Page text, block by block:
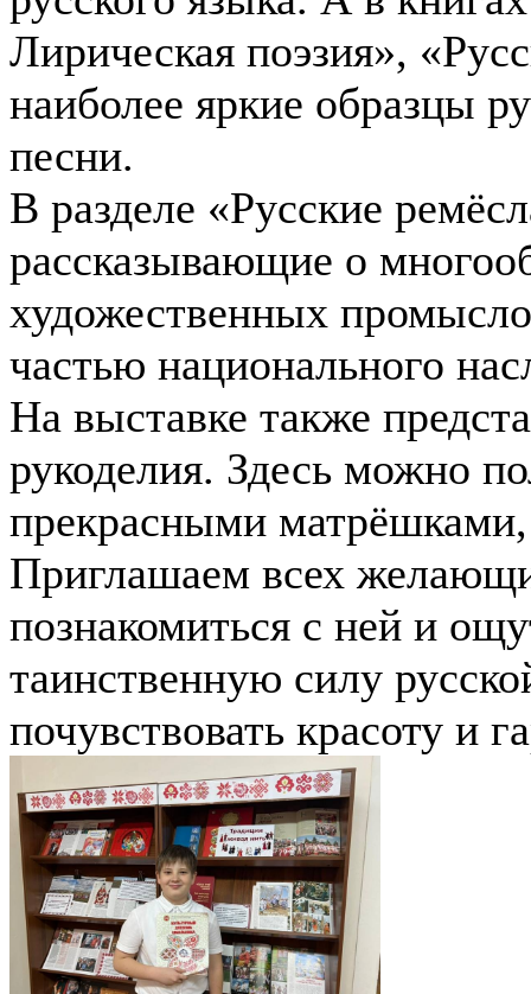
Лирическая поэзия»,
наиболее яркие образцы
песни.
В разделе «Русские
рассказывающие о
художественных
частью национального
На выставке также
рукоделия. Здесь можно
прекрасными
Приглашаем всех
познакомиться с ней и
таинственную силу
почувствовать красоту и